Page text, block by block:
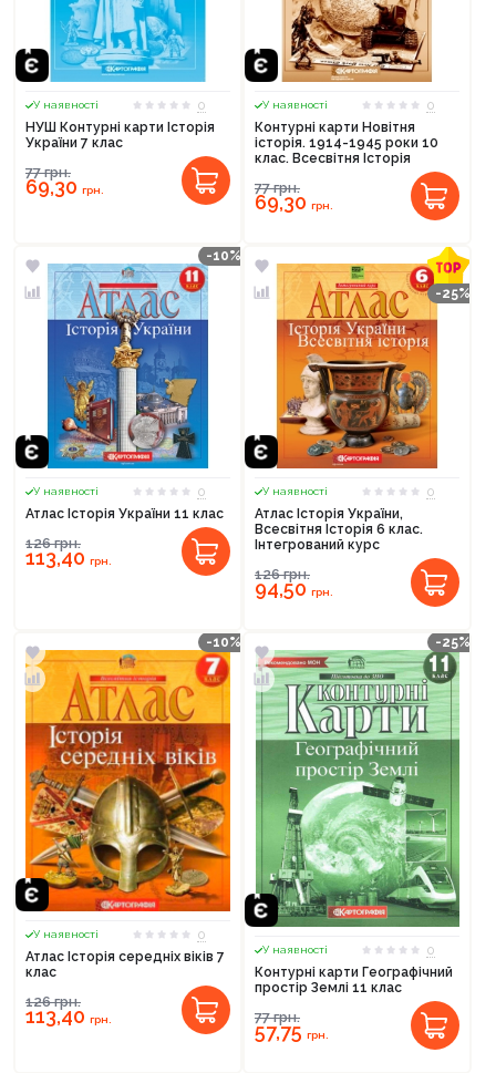
У наявності
0
НУШ Контурні карти Історія
України 7 клас
77грн.
69,30 грн.
У наявності
0
Контурні карти Новітня
історія. 1914-1945 роки 10
клас. Всесвітня Історія
77грн.
69,30 грн.
-10%
У наявності
0
Атлас Історія України 11 клас
126грн.
113,40 грн.
-25%
У наявності
0
Атлас Історія України,
Всесвітня Історія 6 клас.
Інтегрований курс
126грн.
94,50 грн.
-10%
У наявності
0
Атлас Історія середніх віків 7
клас
126грн.
113,40 грн.
-25%
У наявності
0
Контурні карти Географічний
простір Землі 11 клас
77грн.
57,75 грн.
Продовжити покупки
Оформити замовлення